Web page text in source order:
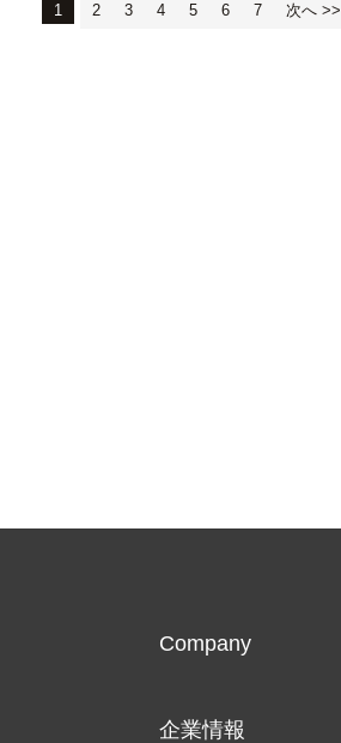
1 2 3 4 5 6 7 次へ >>
Company
企業情報